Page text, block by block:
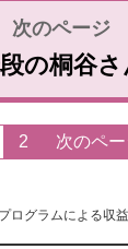
の桐谷さ
2 次のペ
ログラムによる収